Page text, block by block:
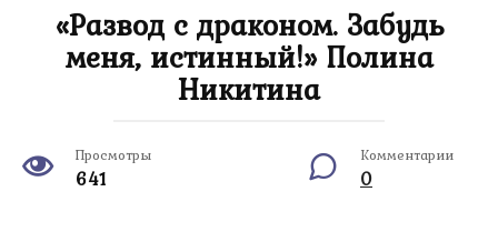
«Развод с драконом. Забудь
меня, истинный!» Полина
Никитина
Просмотры
641
Комментарии
0